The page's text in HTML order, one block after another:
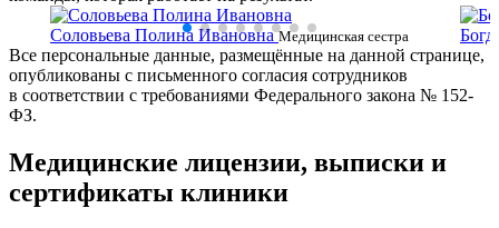
Соловьева Полина Ивановна Медицинская сестра
Все персональные данные, размещённые на данной странице,
опубликованы с письменного согласия сотрудников
в соответствии с требованиями Федерального закона № 152-
ФЗ.
Медицинские лицензии, выписки и
сертификаты клиники